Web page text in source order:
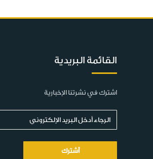
القائمة البريدية
اشترك في نشرتنا الإخبارية